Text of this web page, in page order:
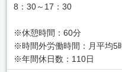
8：30～17：30
※休憩時間：60分
※時間外労働時間：月平均5
※年間休日数：110日